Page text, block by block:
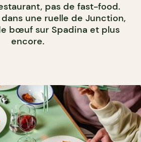
pas de fast-food.
une ruelle de Junction,
bœuf sur Spadina et plus
encore.